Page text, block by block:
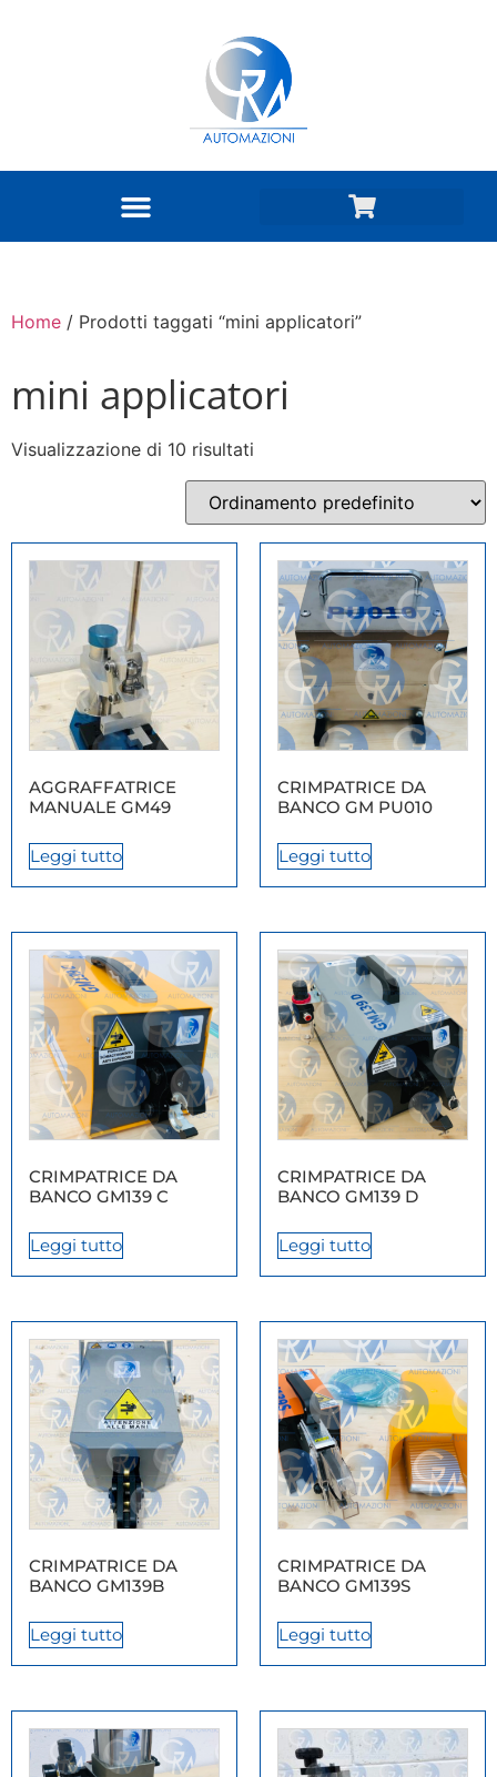
Home / Prodotti taggati “mini applicatori”
mini applicatori
Visualizzazione di 10 risultati
AGGRAFFATRICE
MANUALE GM49
Leggi tutto
CRIMPATRICE DA
BANCO GM PU010
Leggi tutto
CRIMPATRICE DA
BANCO GM139 C
Leggi tutto
CRIMPATRICE DA
BANCO GM139 D
Leggi tutto
CRIMPATRICE DA
BANCO GM139B
Leggi tutto
CRIMPATRICE DA
BANCO GM139S
Leggi tutto